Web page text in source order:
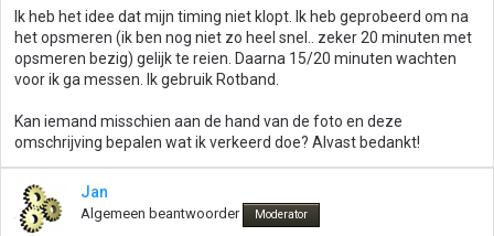
Ik heb het idee dat mijn timing niet klopt. Ik heb geprobeerd om na
het opsmeren (ik ben nog niet zo heel snel.. zeker 20 minuten met
opsmeren bezig) gelijk te reien. Daarna 15/20 minuten wachten
voor ik ga messen. Ik gebruik Rotband.
Kan iemand misschien aan de hand van de foto en deze
omschrijving bepalen wat ik verkeerd doe? Alvast bedankt!
Jan
Algemeen beantwoorder Moderator